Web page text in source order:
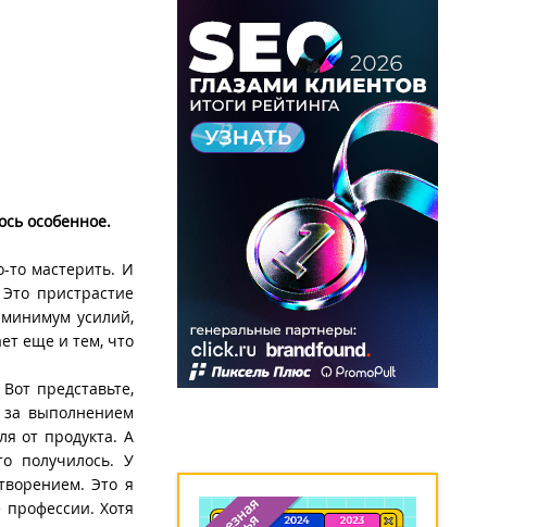
особенное.
то мастерить. И
пристрастие
минимум усилий,
еще и тем, что
представьте,
за выполнением
от продукта. А
получилось. У
Это я
Хотя